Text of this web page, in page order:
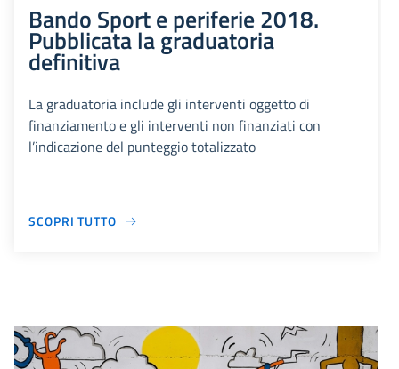
Bando Sport e periferie 2018.
Pubblicata la graduatoria
definitiva
La graduatoria include gli interventi oggetto di
finanziamento e gli interventi non finanziati con
l’indicazione del punteggio totalizzato
SCOPRI TUTTO